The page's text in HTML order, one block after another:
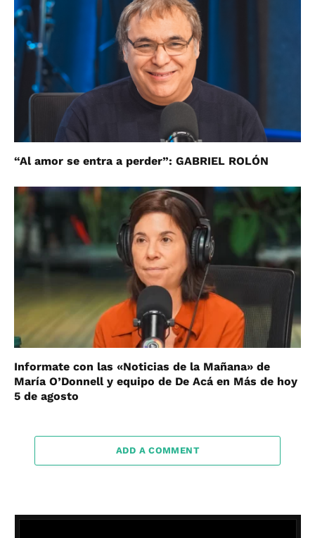
“Al amor se entra a perder”: GABRIEL ROLÓN
Informate con las «Noticias de la Mañana» de
María O’Donnell y equipo de De Acá en Más de hoy
5 de agosto
ADD A COMMENT